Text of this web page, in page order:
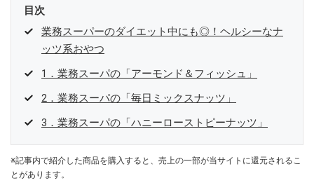
目次
業務スーパーのダイエット中にも◎！ヘルシーなナ
ッツ系おやつ
1．業務スーパの「アーモンド＆フィッシュ」
2．業務スーパの「毎日ミックスナッツ」
3．業務スーパの「ハニーローストピーナッツ」
※記事内で紹介した商品を購入すると、売上の一部が当サイトに還元されるこ
とがあります。